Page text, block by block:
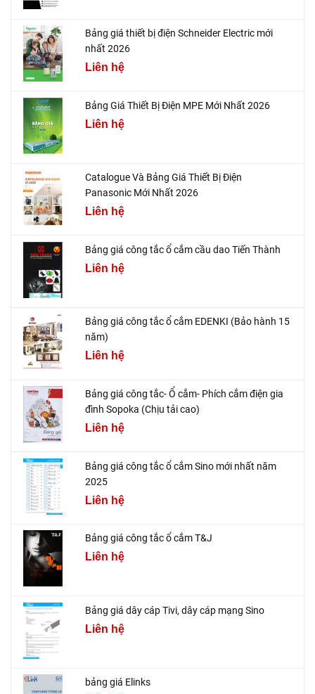
Bảng giá thiết bị điện Schneider Electric mới
nhất 2026
Liên hệ
Bảng Giá Thiết Bị Điện MPE Mới Nhất 2026
Liên hệ
Catalogue Và Bảng Giá Thiết Bị Điện
Panasonic Mới Nhất 2026
Liên hệ
Bảng giá công tắc ổ cắm cầu dao Tiến Thành
Liên hệ
Bảng giá công tắc ổ cắm EDENKI (Bảo hành 15
năm)
Liên hệ
Bảng giá công tắc- Ổ cắm- Phích cắm điện gia
đình Sopoka (Chịu tải cao)
Liên hệ
Bảng giá công tắc ổ cắm Sino mới nhất năm
2025
Liên hệ
Bảng giá công tắc ổ cắm T&J
Liên hệ
Bảng giá dây cáp Tivi, dây cáp mạng Sino
Liên hệ
bảng giá Elinks